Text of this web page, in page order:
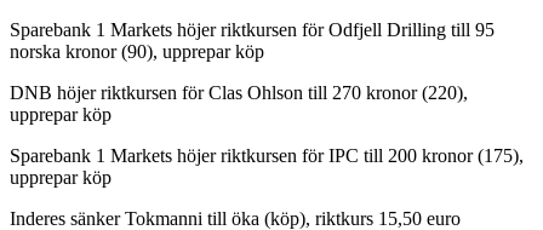
Sparebank 1 Markets höjer riktkursen för Odfjell Drilling till 95
norska kronor (90), upprepar köp
DNB höjer riktkursen för Clas Ohlson till 270 kronor (220),
upprepar köp
Sparebank 1 Markets höjer riktkursen för IPC till 200 kronor (175),
upprepar köp
Inderes sänker Tokmanni till öka (köp), riktkurs 15,50 euro